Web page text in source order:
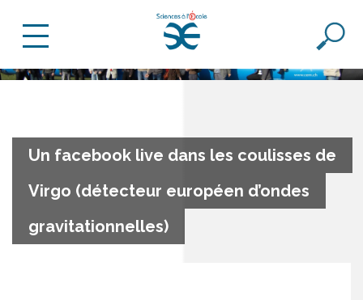
Un facebook live dans les coulisses de
Virgo (détecteur européen d’ondes
gravitationnelles)